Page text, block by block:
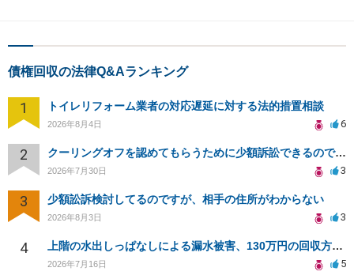
債権回収の法律Q&Aランキング
1 トイレリフォーム業者の対応遅延に対する法的措置相談
2026年8月4日 6
2 クーリングオフを認めてもらうために少額訴訟できるのでしょうか。
2026年7月30日 3
3 少額訟訴検討してるのですが、相手の住所がわからない
2026年8月3日 3
4 上階の水出しっぱなしによる漏水被害、130万円の回収方法を相談したい
2026年7月16日 5